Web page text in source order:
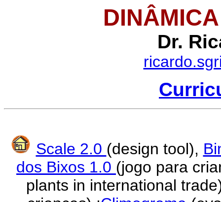
Dr.
Scale 2.0 (design tool),
dos Bixos 1.0 (jogo para
plants in international